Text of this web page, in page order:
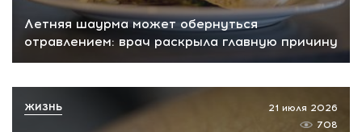
Летняя шаурма может обернуться
отравлением: врач раскрыла главную причину
21 июля 2026
708
ЖИЗНЬ